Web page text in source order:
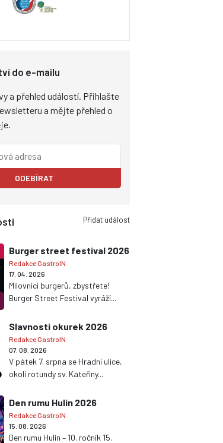
do e-mailu
a přehled událostí. Přihlašte
a mějte přehled o
ODEBÍRAT
Přidat událost
Burger street festival 2026
Redakce GastroIN
17. 04. 2026
Milovníci burgerů, zbystřete!
Burger Street Festival vyráží...
Slavnosti okurek 2026
Redakce GastroIN
07. 08. 2026
V pátek 7. srpna se Hradní ulice,
okolí rotundy sv. Kateřiny...
Den rumu Hulín 2026
Redakce GastroIN
15. 08. 2026
Den rumu Hulín – 10. ročník 15.